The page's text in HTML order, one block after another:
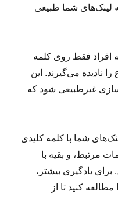
لینک‌های شما طبیعی
افراد فقط روی کلمه
نادیده می‌گیرند. این
غیرطبیعی شود که
30 تا 40 درصد لینک‌های شما با کلمه کلیدی
درصد با کلمات مرتبط، و بقیه با
یادگیری بیشتر،
کنید تا از